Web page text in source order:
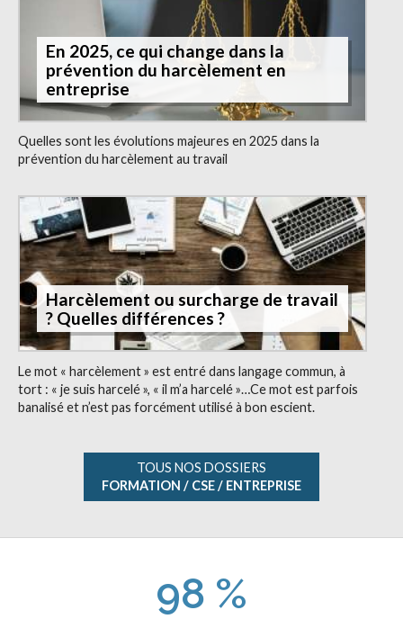
En 2025, ce qui change dans la
prévention du harcèlement en
entreprise
Quelles sont les évolutions majeures en 2025 dans la
prévention du harcèlement au travail
Harcèlement ou surcharge de travail
? Quelles différences ?
Le mot « harcèlement » est entré dans langage commun, à
tort : « je suis harcelé », « il m’a harcelé »…Ce mot est parfois
banalisé et n’est pas forcément utilisé à bon escient.
TOUS NOS DOSSIERS
FORMATION / CSE / ENTREPRISE
98 %